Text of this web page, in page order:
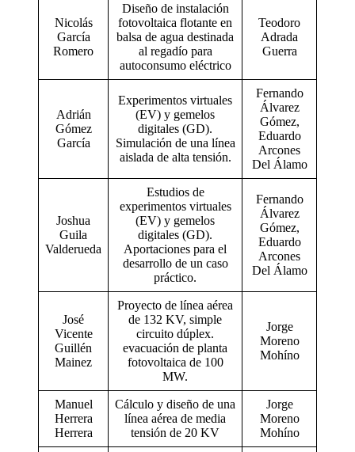
Nicolás
García
Romero
Diseño de instalación
fotovoltaica flotante en
balsa de agua destinada
al regadío para
autoconsumo eléctrico
Teodoro
Adrada
Guerra
Adrián
Gómez
García
Experimentos virtuales
(EV) y gemelos
digitales (GD).
Simulación de una línea
aislada de alta tensión.
Fernando
Álvarez
Gómez,
Eduardo
Arcones
Del Álamo
Joshua
Guila
Valderueda
Estudios de
experimentos virtuales
(EV) y gemelos
digitales (GD).
Aportaciones para el
desarrollo de un caso
práctico.
Fernando
Álvarez
Gómez,
Eduardo
Arcones
Del Álamo
José
Vicente
Guillén
Mainez
Proyecto de línea aérea
de 132 KV, simple
circuito dúplex.
evacuación de planta
fotovoltaica de 100
MW.
Jorge
Moreno
Mohíno
Manuel
Herrera
Herrera
Cálculo y diseño de una
línea aérea de media
tensión de 20 KV
Jorge
Moreno
Mohíno